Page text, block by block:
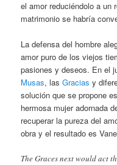
el amor reduciéndolo a un
matrimonio se habría
La defensa del hombre
amor puro de los viejos
pasiones y deseos. En el
Musas, lasGracias y
solución que se propone
hermosa mujer adornada
recuperar la pureza del
obra y el resultado es
The Graces next would act